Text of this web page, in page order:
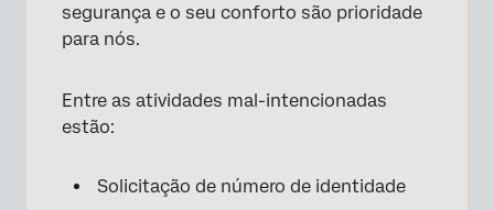
segurança e o seu conforto são prioridade
para nós.
Entre as atividades mal-intencionadas
estão:
Solicitação de número de identidade